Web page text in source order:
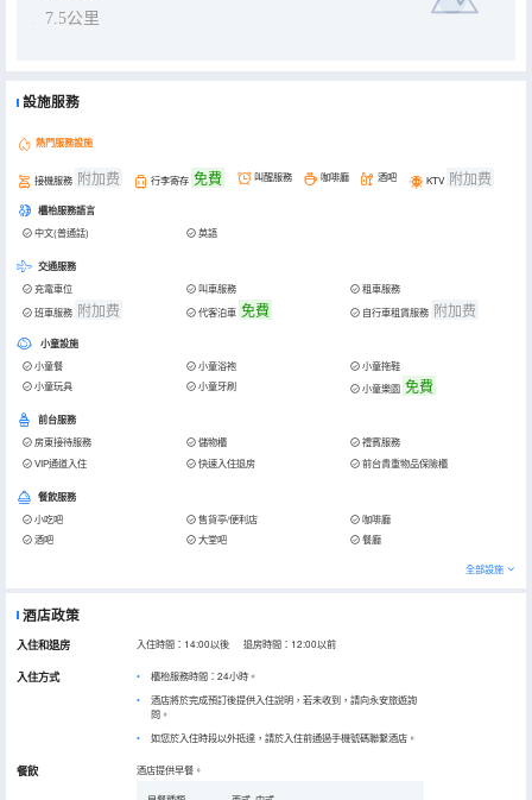
7.5公里
設施服務
熱門服務設施
接機服務 附加费 行李寄存 免費 叫醒服務 咖啡廳 酒吧 KTV 附加费
櫃枱服務語言
中文(普通話) 英語
交通服務
充電車位 叫車服務
租車服務
班車服務 附加费 代客泊車 免費 自行車租賃服務 附加费
小童設施
小童餐 小童浴袍
小童拖鞋
小童玩具
小童牙刷 小童樂園 免費
前台服務
房東接待服務 儲物櫃
禮賓服務
VIP通道入住
快速入住退房 前台貴重物品保險櫃
餐飲服務
小吃吧 售貨亭/便利店
咖啡廳
酒吧
大堂吧 餐廳
全部設施
酒店政策
入住和退房 入住時間：14:00以後 退房時間：12:00以前
入住方式
櫃枱服務時間：24小時。
酒店將於完成預訂後提供入住說明，若未收到，請向永安旅遊詢
問。
如您於入住時段以外抵達，請於入住前通過手機號碼聯繫酒店。
餐飲 酒店提供早餐。